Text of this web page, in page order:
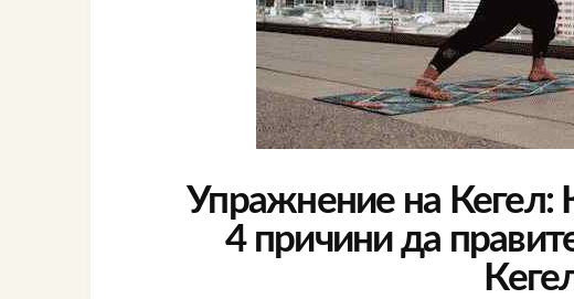
Упражнение на Кегел:
4 причини да